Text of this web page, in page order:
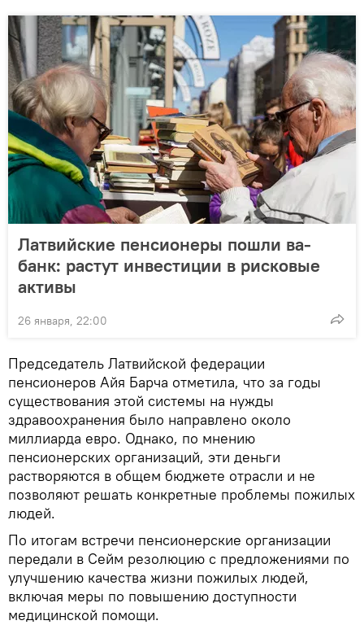
Латвийские пенсионеры пошли ва-
банк: растут инвестиции в рисковые
активы
26 января, 22:00
Председатель Латвийской федерации
пенсионеров Айя Барча отметила, что за годы
существования этой системы на нужды
здравоохранения было направлено около
миллиарда евро. Однако, по мнению
пенсионерских организаций, эти деньги
растворяются в общем бюджете отрасли и не
позволяют решать конкретные проблемы пожилых
людей.
По итогам встречи пенсионерские организации
передали в Сейм резолюцию с предложениями по
улучшению качества жизни пожилых людей,
включая меры по повышению доступности
медицинской помощи.